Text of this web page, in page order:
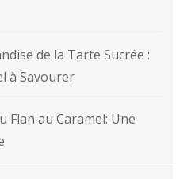
de la Tarte Sucrée :
à Savourer
Flan au Caramel: Une